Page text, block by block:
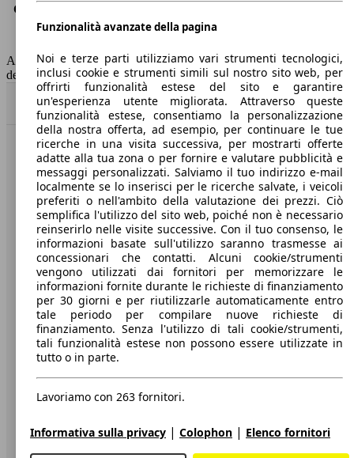
Consumo (combinato)*
Classe di emissione
Euro 6
AutoScout24 non si assume alcuna responsabilità per la correttezza
dei dati.
Torna su
Benvenuti su AutoScout24, il mercato auto europeo.
Società
A proposito di AutoScout24
Stampa
Media
Condizioni generali
Informazioni
Dichiarazione di Accessibilità
Servizi
Area rivenditori
Funzionalità avanzate della pagina
Noi e terze parti utilizziamo vari strumenti tecnologici,
inclusi cookie e strumenti simili sul nostro sito web, per
offrirti funzionalità estese del sito e garantire
un'esperienza utente migliorata. Attraverso queste
funzionalità estese, consentiamo la personalizzazione
della nostra offerta, ad esempio, per continuare le tue
ricerche in una visita successiva, per mostrarti offerte
adatte alla tua zona o per fornire e valutare pubblicità e
messaggi personalizzati. Salviamo il tuo indirizzo e-mail
localmente se lo inserisci per le ricerche salvate, i veicoli
preferiti o nell'ambito della valutazione dei prezzi. Ciò
semplifica l'utilizzo del sito web, poiché non è necessario
reinserirlo nelle visite successive. Con il tuo consenso, le
informazioni basate sull'utilizzo saranno trasmesse ai
concessionari che contatti. Alcuni cookie/strumenti
vengono utilizzati dai fornitori per memorizzare le
informazioni fornite durante le richieste di finanziamento
per 30 giorni e per riutilizzarle automaticamente entro
tale periodo per compilare nuove richieste di
finanziamento. Senza l'utilizzo di tali cookie/strumenti,
tali funzionalità estese non possono essere utilizzate in
tutto o in parte.
Lavoriamo con 263 fornitori.
Informativa sulla privacy | Colophon | Elenco fornitori